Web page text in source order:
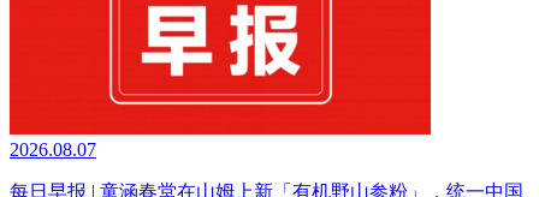
2026.08.07
每日早报 | 童涵春堂在山姆上新「有机野山参粉」，统一中国